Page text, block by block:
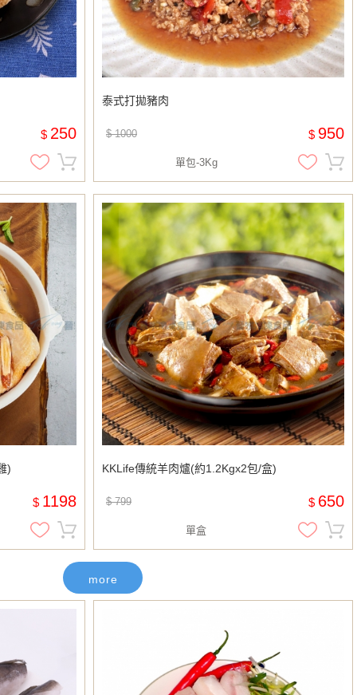
$ 250
泰式打拋豬肉
$ 1000 $ 950
單包-3Kg
)
$ 1198
KKLife傳統羊肉爐(約1.2Kgx2包/盒)
$ 799 $ 650
單盒
more